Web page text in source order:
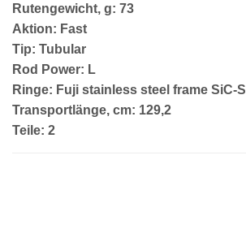
Rutengewicht, g: 73
Aktion: Fast
Tip: Tubular
Rod Power: L
Ringe: Fuji stainless steel frame SiC-S
Transportlänge, cm: 129,2
Teile: 2